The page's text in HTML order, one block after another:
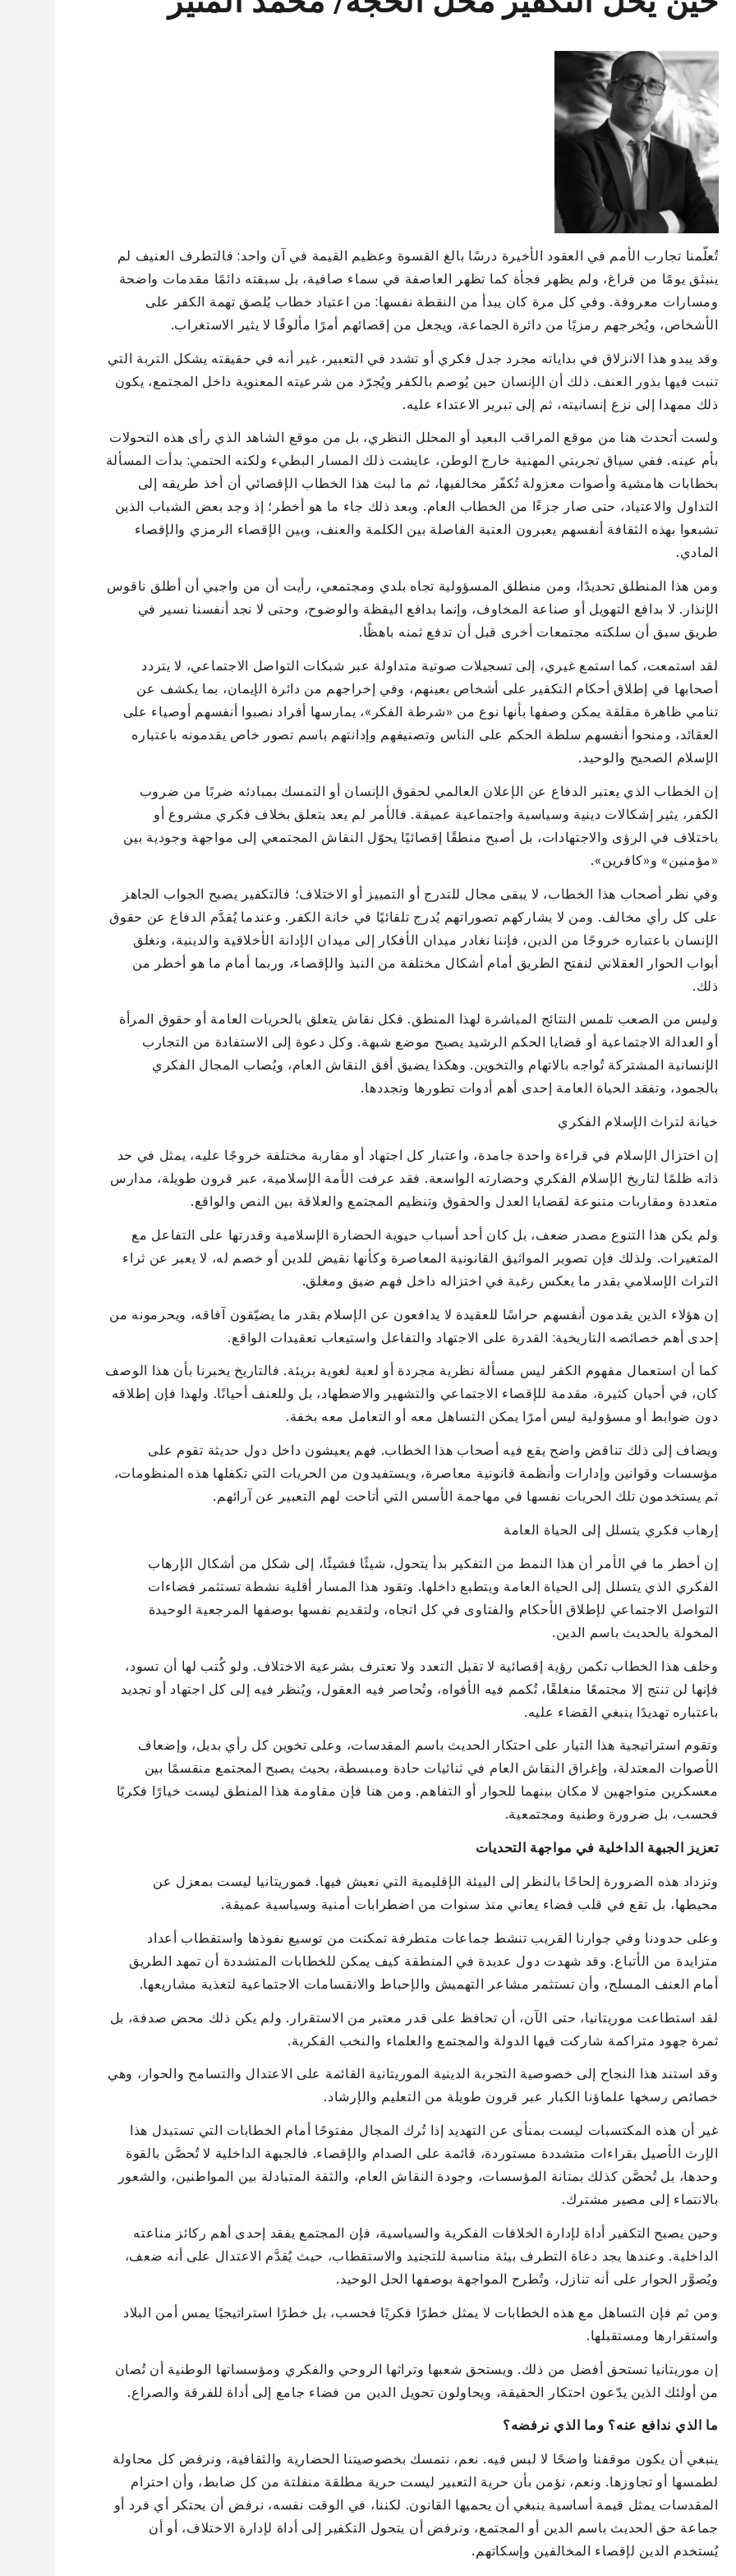
تُعلّمنا تجارب الأمم في العقود الأخيرة درسًا بالغ القسوة وعظيم القيمة في آن واحد: فالتطرف العنيف لم
ينبثق يومًا من فراغ، ولم يظهر فجأة كما تظهر العاصفة في سماء صافية، بل سبقته دائمًا مقدمات واضحة
ومسارات معروفة. وفي كل مرة كان يبدأ من النقطة نفسها: من اعتياد خطاب يُلصق تهمة الكفر على
الأشخاص، ويُخرجهم رمزيًا من دائرة الجماعة، ويجعل من إقصائهم أمرًا مألوفًا لا يثير الاستغراب.
وقد يبدو هذا الانزلاق في بداياته مجرد جدل فكري أو تشدد في التعبير، غير أنه في حقيقته يشكل التربة التي
تنبت فيها بذور العنف. ذلك أن الإنسان حين يُوصم بالكفر ويُجرّد من شرعيته المعنوية داخل المجتمع، يكون
ذلك ممهدا إلى نزع إنسانيته، ثم إلى تبرير الاعتداء عليه.
ولست أتحدث هنا من موقع المراقب البعيد أو المحلل النظري، بل من موقع الشاهد الذي رأى هذه التحولات
بأم عينه. ففي سياق تجربتي المهنية خارج الوطن، عايشت ذلك المسار البطيء ولكنه الحتمي: بدأت المسألة
بخطابات هامشية وأصوات معزولة تُكفّر مخالفيها، ثم ما لبث هذا الخطاب الإقصائي أن أخذ طريقه إلى
التداول والاعتياد، حتى صار جزءًا من الخطاب العام. وبعد ذلك جاء ما هو أخطر؛ إذ وجد بعض الشباب الذين
تشبعوا بهذه الثقافة أنفسهم يعبرون العتبة الفاصلة بين الكلمة والعنف، وبين الإقصاء الرمزي والإقصاء
المادي.
ومن هذا المنطلق تحديدًا، ومن منطلق المسؤولية تجاه بلدي ومجتمعي، رأيت أن من واجبي أن أطلق ناقوس
الإنذار. لا بدافع التهويل أو صناعة المخاوف، وإنما بدافع اليقظة والوضوح، وحتى لا نجد أنفسنا نسير في
طريق سبق أن سلكته مجتمعات أخرى قبل أن تدفع ثمنه باهظًا.
لقد استمعت، كما استمع غيري، إلى تسجيلات صوتية متداولة عبر شبكات التواصل الاجتماعي، لا يتردد
أصحابها في إطلاق أحكام التكفير على أشخاص بعينهم، وفي إخراجهم من دائرة الإيمان، بما يكشف عن
تنامي ظاهرة مقلقة يمكن وصفها بأنها نوع من «شرطة الفكر»، يمارسها أفراد نصبوا أنفسهم أوصياء على
العقائد، ومنحوا أنفسهم سلطة الحكم على الناس وتصنيفهم وإدانتهم باسم تصور خاص يقدمونه باعتباره
الإسلام الصحيح والوحيد.
إن الخطاب الذي يعتبر الدفاع عن الإعلان العالمي لحقوق الإنسان أو التمسك بمبادئه ضربًا من ضروب
الكفر، يثير إشكالات دينية وسياسية واجتماعية عميقة. فالأمر لم يعد يتعلق بخلاف فكري مشروع أو
باختلاف في الرؤى والاجتهادات، بل أصبح منطقًا إقصائيًا يحوّل النقاش المجتمعي إلى مواجهة وجودية بين
«مؤمنين» و«كافرين».
وفي نظر أصحاب هذا الخطاب، لا يبقى مجال للتدرج أو التمييز أو الاختلاف؛ فالتكفير يصبح الجواب الجاهز
على كل رأي مخالف. ومن لا يشاركهم تصوراتهم يُدرج تلقائيًا في خانة الكفر. وعندما يُقدَّم الدفاع عن حقوق
الإنسان باعتباره خروجًا من الدين، فإننا نغادر ميدان الأفكار إلى ميدان الإدانة الأخلاقية والدينية، ونغلق
أبواب الحوار العقلاني لنفتح الطريق أمام أشكال مختلفة من النبذ والإقصاء، وربما أمام ما هو أخطر من
ذلك.
وليس من الصعب تلمس النتائج المباشرة لهذا المنطق. فكل نقاش يتعلق بالحريات العامة أو حقوق المرأة
أو العدالة الاجتماعية أو قضايا الحكم الرشيد يصبح موضع شبهة. وكل دعوة إلى الاستفادة من التجارب
الإنسانية المشتركة تُواجه بالاتهام والتخوين. وهكذا يضيق أفق النقاش العام، ويُصاب المجال الفكري
بالجمود، وتفقد الحياة العامة إحدى أهم أدوات تطورها وتجددها.
خيانة لتراث الإسلام الفكري
إن اختزال الإسلام في قراءة واحدة جامدة، واعتبار كل اجتهاد أو مقاربة مختلفة خروجًا عليه، يمثل في حد
ذاته ظلمًا لتاريخ الإسلام الفكري وحضارته الواسعة. فقد عرفت الأمة الإسلامية، عبر قرون طويلة، مدارس
متعددة ومقاربات متنوعة لقضايا العدل والحقوق وتنظيم المجتمع والعلاقة بين النص والواقع.
ولم يكن هذا التنوع مصدر ضعف، بل كان أحد أسباب حيوية الحضارة الإسلامية وقدرتها على التفاعل مع
المتغيرات. ولذلك فإن تصوير المواثيق القانونية المعاصرة وكأنها نقيض للدين أو خصم له، لا يعبر عن ثراء
التراث الإسلامي بقدر ما يعكس رغبة في اختزاله داخل فهم ضيق ومغلق.
إن هؤلاء الذين يقدمون أنفسهم حراسًا للعقيدة لا يدافعون عن الإسلام بقدر ما يضيّقون آفاقه، ويحرمونه من
إحدى أهم خصائصه التاريخية: القدرة على الاجتهاد والتفاعل واستيعاب تعقيدات الواقع.
كما أن استعمال مفهوم الكفر ليس مسألة نظرية مجردة أو لعبة لغوية بريئة. فالتاريخ يخبرنا بأن هذا الوصف
كان، في أحيان كثيرة، مقدمة للإقصاء الاجتماعي والتشهير والاضطهاد، بل وللعنف أحيانًا. ولهذا فإن إطلاقه
دون ضوابط أو مسؤولية ليس أمرًا يمكن التساهل معه أو التعامل معه بخفة.
ويضاف إلى ذلك تناقض واضح يقع فيه أصحاب هذا الخطاب. فهم يعيشون داخل دول حديثة تقوم على
مؤسسات وقوانين وإدارات وأنظمة قانونية معاصرة، ويستفيدون من الحريات التي تكفلها هذه المنظومات،
ثم يستخدمون تلك الحريات نفسها في مهاجمة الأسس التي أتاحت لهم التعبير عن آرائهم.
إرهاب فكري يتسلل إلى الحياة العامة
إن أخطر ما في الأمر أن هذا النمط من التفكير بدأ يتحول، شيئًا فشيئًا، إلى شكل من أشكال الإرهاب
الفكري الذي يتسلل إلى الحياة العامة ويتطبع داخلها. وتقود هذا المسار أقلية نشطة تستثمر فضاءات
التواصل الاجتماعي لإطلاق الأحكام والفتاوى في كل اتجاه، ولتقديم نفسها بوصفها المرجعية الوحيدة
المخولة بالحديث باسم الدين.
وخلف هذا الخطاب تكمن رؤية إقصائية لا تقبل التعدد ولا تعترف بشرعية الاختلاف. ولو كُتب لها أن تسود،
فإنها لن تنتج إلا مجتمعًا منغلقًا، تُكمم فيه الأفواه، وتُحاصر فيه العقول، ويُنظر فيه إلى كل اجتهاد أو تجديد
باعتباره تهديدًا ينبغي القضاء عليه.
وتقوم استراتيجية هذا التيار على احتكار الحديث باسم المقدسات، وعلى تخوين كل رأي بديل، وإضعاف
الأصوات المعتدلة، وإغراق النقاش العام في ثنائيات حادة ومبسطة، بحيث يصبح المجتمع منقسمًا بين
معسكرين متواجهين لا مكان بينهما للحوار أو التفاهم. ومن هنا فإن مقاومة هذا المنطق ليست خيارًا فكريًا
فحسب، بل ضرورة وطنية ومجتمعية.
تعزيز الجبهة الداخلية في مواجهة التحديات
وتزداد هذه الضرورة إلحاحًا بالنظر إلى البيئة الإقليمية التي نعيش فيها. فموريتانيا ليست بمعزل عن
محيطها، بل تقع في قلب فضاء يعاني منذ سنوات من اضطرابات أمنية وسياسية عميقة.
وعلى حدودنا وفي جوارنا القريب تنشط جماعات متطرفة تمكنت من توسيع نفوذها واستقطاب أعداد
متزايدة من الأتباع. وقد شهدت دول عديدة في المنطقة كيف يمكن للخطابات المتشددة أن تمهد الطريق
أمام العنف المسلح، وأن تستثمر مشاعر التهميش والإحباط والانقسامات الاجتماعية لتغذية مشاريعها.
لقد استطاعت موريتانيا، حتى الآن، أن تحافظ على قدر معتبر من الاستقرار. ولم يكن ذلك محض صدفة، بل
ثمرة جهود متراكمة شاركت فيها الدولة والمجتمع والعلماء والنخب الفكرية.
وقد استند هذا النجاح إلى خصوصية التجربة الدينية الموريتانية القائمة على الاعتدال والتسامح والحوار، وهي
خصائص رسخها علماؤنا الكبار عبر قرون طويلة من التعليم والإرشاد.
غير أن هذه المكتسبات ليست بمنأى عن التهديد إذا تُرك المجال مفتوحًا أمام الخطابات التي تستبدل هذا
الإرث الأصيل بقراءات متشددة مستوردة، قائمة على الصدام والإقصاء. فالجبهة الداخلية لا تُحصَّن بالقوة
وحدها، بل تُحصَّن كذلك بمتانة المؤسسات، وجودة النقاش العام، والثقة المتبادلة بين المواطنين، والشعور
بالانتماء إلى مصير مشترك.
وحين يصبح التكفير أداة لإدارة الخلافات الفكرية والسياسية، فإن المجتمع يفقد إحدى أهم ركائز مناعته
الداخلية. وعندها يجد دعاة التطرف بيئة مناسبة للتجنيد والاستقطاب، حيث يُقدَّم الاعتدال على أنه ضعف،
ويُصوَّر الحوار على أنه تنازل، وتُطرح المواجهة بوصفها الحل الوحيد.
ومن ثم فإن التساهل مع هذه الخطابات لا يمثل خطرًا فكريًا فحسب، بل خطرًا استراتيجيًا يمس أمن البلاد
واستقرارها ومستقبلها.
إن موريتانيا تستحق أفضل من ذلك. ويستحق شعبها وتراثها الروحي والفكري ومؤسساتها الوطنية أن تُصان
من أولئك الذين يدّعون احتكار الحقيقة، ويحاولون تحويل الدين من فضاء جامع إلى أداة للفرقة والصراع.
ما الذي ندافع عنه؟ وما الذي نرفضه؟
ينبغي أن يكون موقفنا واضحًا لا لبس فيه. نعم، نتمسك بخصوصيتنا الحضارية والثقافية، ونرفض كل محاولة
لطمسها أو تجاوزها. ونعم، نؤمن بأن حرية التعبير ليست حرية مطلقة منفلتة من كل ضابط، وأن احترام
المقدسات يمثل قيمة أساسية ينبغي أن يحميها القانون. لكننا، في الوقت نفسه، نرفض أن يحتكر أي فرد أو
جماعة حق الحديث باسم الدين أو المجتمع، ونرفض أن يتحول التكفير إلى أداة لإدارة الاختلاف، أو أن
يُستخدم الدين لإقصاء المخالفين وإسكاتهم.